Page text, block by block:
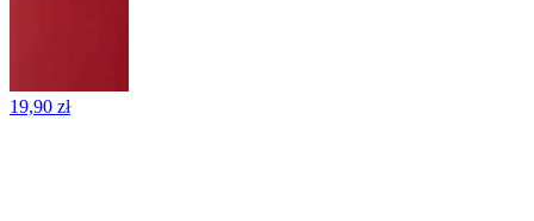
19,90 zł